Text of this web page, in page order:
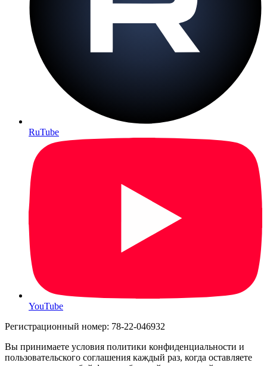
RuTube
YouTube
Регистрационный номер: 78-22-046932
Вы принимаете условия политики конфиденциальности и
пользовательского соглашения каждый раз, когда оставляете